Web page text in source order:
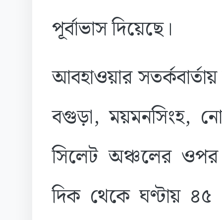
পূর্বাভাস দিয়েছে।
আবহাওয়ার
বগুড়া, ময়মনসিংহ,
সিলেট অঞ্চলের ওপর
দিক থেকে ঘণ্টায়